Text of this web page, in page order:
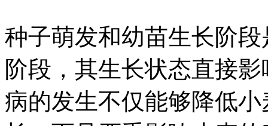
种子萌发和幼苗生长阶
阶段，其生长状态直接
病的发生不仅能够降低